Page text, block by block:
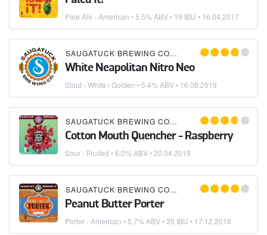
Pale Ale - American • 5.5% ABV • 19 IBU • 16.04.2017
SAUGATUCK BREWING COMPANY
White Neapolitan Nitro Neo
Stout - White / Golden • 5.4% ABV • 16.08.2019
SAUGATUCK BREWING COMPANY
Cotton Mouth Quencher - Raspberry
Sour - Fruited • 6.0% ABV •20.04.2019
SAUGATUCK BREWING COMPANY
Peanut Butter Porter
Porter - American • 5.7% ABV • 35 IBU • 17.12.2016